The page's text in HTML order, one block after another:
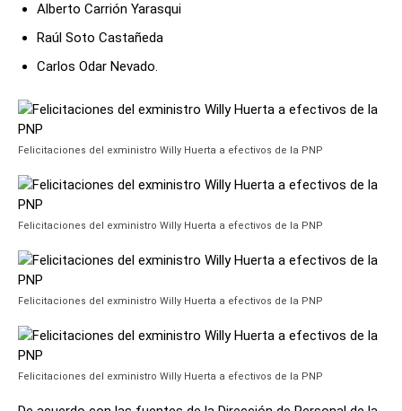
Alberto Carrión Yarasqui
Raúl Soto Castañeda
Carlos Odar Nevado.
Felicitaciones del exministro Willy Huerta a efectivos de la PNP
Felicitaciones del exministro Willy Huerta a efectivos de la PNP
Felicitaciones del exministro Willy Huerta a efectivos de la PNP
Felicitaciones del exministro Willy Huerta a efectivos de la PNP